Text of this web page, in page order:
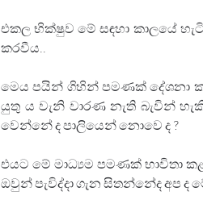
එකල භික්ෂුව මේ සඳහා කාල⁣යේ
කරවීය..
මෙය පයින් ගිහින් පමණක් දේශනා
යුතු ය වැනි වාරණ නැති බැවින්
වෙන්නේ ද පාලියෙන් නොවෙ ද ?
එයට මේ මාධ්‍යම පමණක් භාවිතා
ඔවුන් පැවිද්දා ගැන සිතන්නේද අප ද